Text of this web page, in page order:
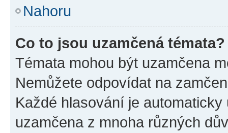
Nahoru
Co to jsou uzamčená témata?
Témata mohou být uzamčena
Nemůžete odpovídat na
Každé hlasování je
uzamčena z mnoha různých